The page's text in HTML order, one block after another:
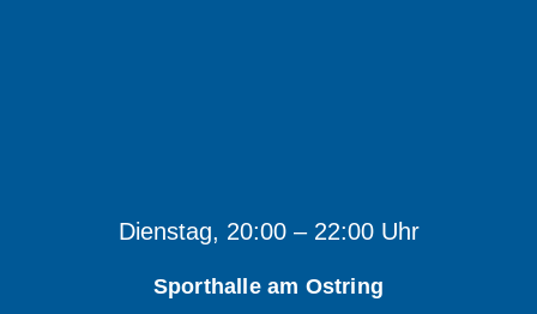
Dienstag, 20:00 – 22:00 Uhr
Sporthalle am Ostring